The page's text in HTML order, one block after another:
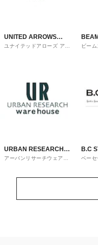
UNITED ARROWS
OUTLET
ユナイテッドアローズ アウ
ビー
URBAN RESEARCH
ware house
アーバンリサーチウェアハ
B.C
ベーセ